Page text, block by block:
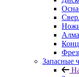
Запасные